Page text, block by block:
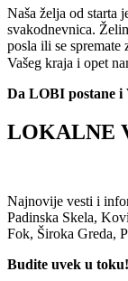
Naša želja od starta
svakodnevnica.
posla ili se spremate
Vašeg kraja i opet
Da LOBI postane
LOKALNE
Najnovije vesti i
Padinska Skela,
Fok, Široka Greda,
Budite uvek u toku!